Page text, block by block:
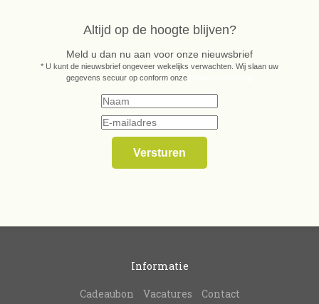
Altijd op de hoogte blijven?
Meld u dan nu aan voor onze nieuwsbrief
* U kunt de nieuwsbrief ongeveer wekelijks verwachten. Wij slaan uw
gegevens secuur op conform onze
Informatie
Cadeaubon Vacatures Contact